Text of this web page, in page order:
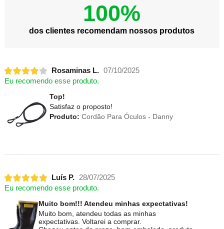
100%
dos clientes recomendam nossos produtos
Rosaminas L. 07/10/2025
Eu recomendo esse produto.
Top!
Satisfaz o proposto!
Produto: Cordão Para Óculos - Danny
Luís P. 28/07/2025
Eu recomendo esse produto.
Muito bom!!! Atendeu minhas expectativas!
Muito bom, atendeu todas as minhas
expectativas. Voltarei a comprar.